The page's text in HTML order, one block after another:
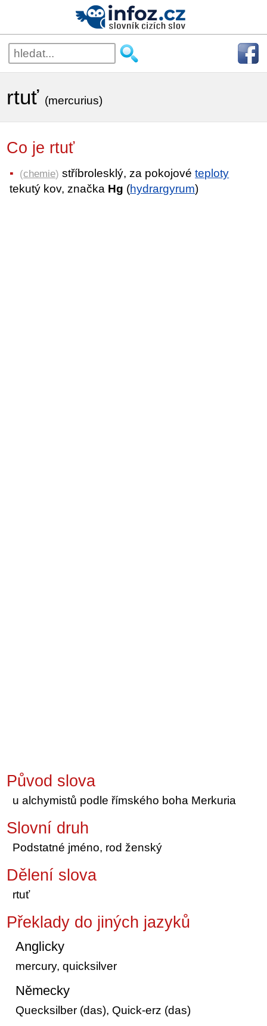
rtuť (mercurius)
Co je rtuť
(chemie) stříbrolesklý, za pokojovéteploty
tekutý kov, značka Hg (hydrargyrum)
Původ slova
u alchymistů podle římského boha Merkuria
Slovní druh
Podstatné jméno, rod ženský
Dělení slova
rtuť
Překlady do jiných jazyků
Anglicky
mercury, quicksilver
Německy
Quecksilber (das), Quick-erz (das)